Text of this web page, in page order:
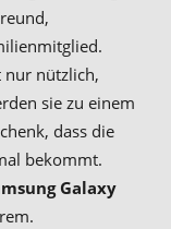
nur nützlich,
sie zu einem
dass die
bekommt.
Galaxy